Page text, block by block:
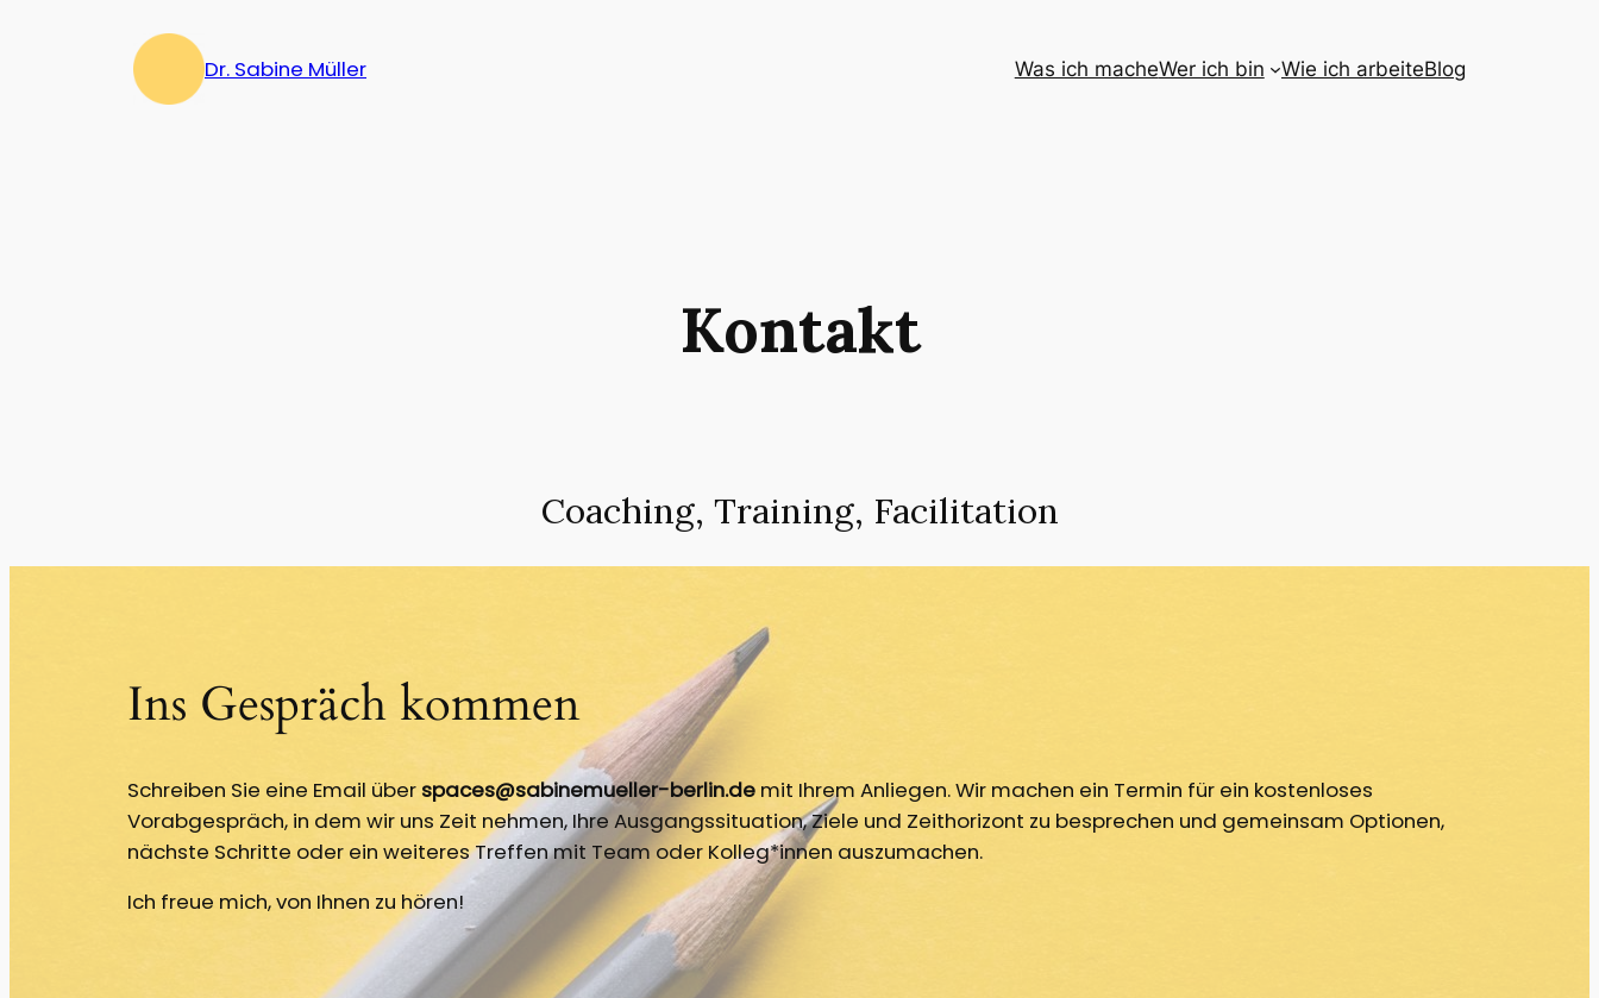
Dr. Sabine Müller Was ich macheWer ich bin Wie ich arbeiteBlog
Kontakt
Coaching, Training, Facilitation
Ins Gespräch kommen
Schreiben Sie eine Email über spaces@sabinemueller-berlin.de mit Ihrem Anliegen. Wir machen ein Termin für ein kostenloses
Vorabgespräch, in dem wir uns Zeit nehmen, Ihre Ausgangssituation, Ziele und Zeithorizont zu besprechen und gemeinsam Optionen,
nächste Schritte oder ein weiteres Treffen mit Team oder Kolleg*innen auszumachen.
Ich freue mich, von Ihnen zu hören!